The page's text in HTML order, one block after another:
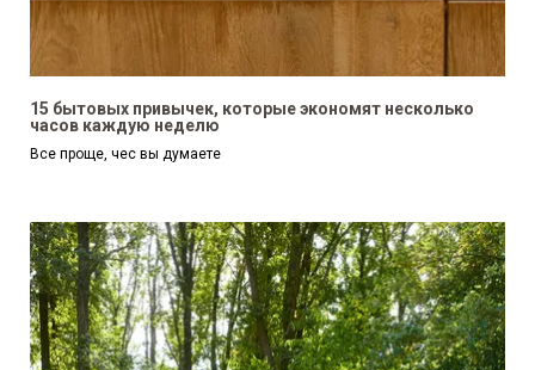
15 бытовых привычек, которые экономят несколько
часов каждую неделю
Все проще, чес вы думаете